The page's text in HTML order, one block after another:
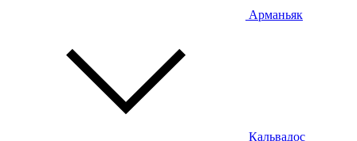
Арманьяк
Кальвадос